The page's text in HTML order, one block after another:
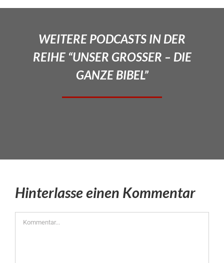
WEITERE PODCASTS IN DER
REIHE “UNSER GROSSER – DIE
GANZE BIBEL”
Hinterlasse einen Kommentar